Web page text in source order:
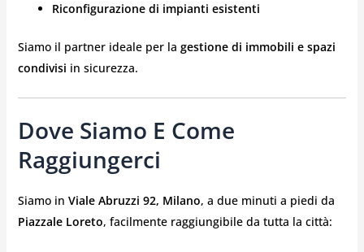
Riconfigurazione di impianti esistenti
Siamo il partner ideale per la gestione di immobili e spazi
condivisi in sicurezza.
Dove Siamo E Come
Raggiungerci
Siamo in Viale Abruzzi 92, Milano, a due minuti a piedi da
Piazzale Loreto, facilmente raggiungibile da tutta la città: